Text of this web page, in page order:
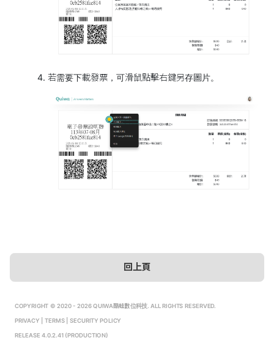
若需要下載發票，可滑鼠點擊右鍵另存圖片。
回上頁
COPYRIGHT © 2020 - 2026 QUIWA酷蛙數位科技. ALL RIGHTS RESERVED.
PRIVACY |TERMS|SECURITY POLICY
RELEASE 4.0.2.41 (PRODUCTION)